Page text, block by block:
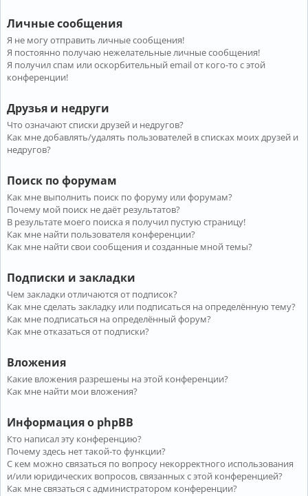
Личные сообщения
Я не могу отправить личные сообщения!
Я постоянно получаю нежелательные личные сообщения!
Я получил спам или оскорбительный email от кого-то с этой
конференции!
Друзья и недруги
Что означают списки друзей и недругов?
Как мне добавлять/удалять пользователей в списках моих друзей и
недругов?
Поиск по форумам
Как мне выполнить поиск по форуму или форумам?
Почему мой поиск не даёт результатов?
В результате моего поиска я получил пустую страницу!
Как мне найти пользователя конференции?
Как мне найти свои сообщения и созданные мной темы?
Подписки и закладки
Чем закладки отличаются от подписок?
Как мне сделать закладку или подписаться на определённую тему?
Как мне подписаться на определённый форум?
Как мне отказаться от подписки?
Вложения
Какие вложения разрешены на этой конференции?
Как мне найти мои вложения?
Информация о phpBB
Кто написал эту конференцию?
Почему здесь нет такой-то функции?
С кем можно связаться по вопросу некорректного использования
и/или юридических вопросов, связанных с этой конференцией?
Как мне связаться с администратором конференции?